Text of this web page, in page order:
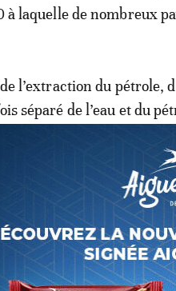
à laquelle de nombreux
l’extraction du pétrole,
séparé de l’eau et du
brûlé sur site par des
liquéfaction, de
étant généralement
gaz au lieu d’investir